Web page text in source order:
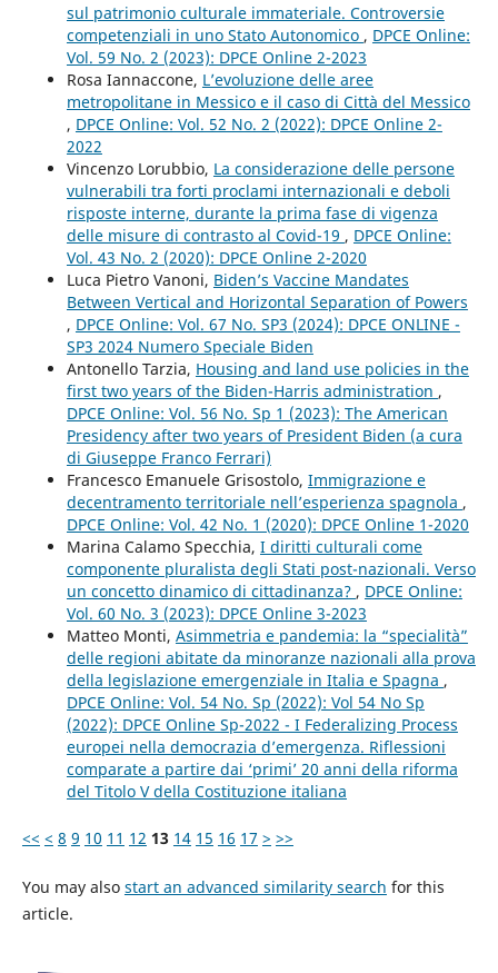
sul patrimonio culturale immateriale. Controversie
competenziali in uno Stato Autonomico , DPCE Online:
Vol. 59 No. 2 (2023): DPCE Online 2-2023
Rosa Iannaccone, L’evoluzione delle aree
metropolitane in Messico e il caso di Città del Messico
, DPCE Online: Vol. 52 No. 2 (2022): DPCE Online 2-
2022
Vincenzo Lorubbio, La considerazione delle persone
vulnerabili tra forti proclami internazionali e deboli
risposte interne, durante la prima fase di vigenza
delle misure di contrasto al Covid-19 , DPCE Online:
Vol. 43 No. 2 (2020): DPCE Online 2-2020
Luca Pietro Vanoni, Biden’s Vaccine Mandates
Between Vertical and Horizontal Separation of Powers
, DPCE Online: Vol. 67 No. SP3 (2024): DPCE ONLINE -
SP3 2024 Numero Speciale Biden
Antonello Tarzia, Housing and land use policies in the
first two years of the Biden-Harris administration ,
DPCE Online: Vol. 56 No. Sp 1 (2023): The American
Presidency after two years of President Biden (a cura
di Giuseppe Franco Ferrari)
Francesco Emanuele Grisostolo, Immigrazione e
decentramento territoriale nell’esperienza spagnola ,
DPCE Online: Vol. 42 No. 1 (2020): DPCE Online 1-2020
Marina Calamo Specchia, I diritti culturali come
componente pluralista degli Stati post-nazionali. Verso
un concetto dinamico di cittadinanza? , DPCE Online:
Vol. 60 No. 3 (2023): DPCE Online 3-2023
Matteo Monti, Asimmetria e pandemia: la “specialità”
delle regioni abitate da minoranze nazionali alla prova
della legislazione emergenziale in Italia e Spagna ,
DPCE Online: Vol. 54 No. Sp (2022): Vol 54 No Sp
(2022): DPCE Online Sp-2022 - I Federalizing Process
europei nella democrazia d’emergenza. Riflessioni
comparate a partire dai ‘primi’ 20 anni della riforma
del Titolo V della Costituzione italiana
<< < 8 9 10 11 12 13 14 15 16 17 > >>
You may also start an advanced similarity search for this
article.